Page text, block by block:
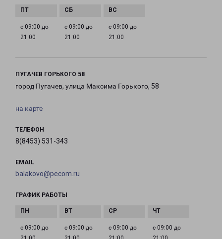
с 09:00 до
21:00
с 09:00 до
21:00
с 09:00 до
21:00
ПУГАЧЕВ ГОРЬКОГО 58
город Пугачев, улица Максима Горького, 58
на карте
ТЕЛЕФОН
8(8453) 531-343
EMAIL
balakovo@pecom.ru
ГРАФИК РАБОТЫ
с 09:00 до
с 09:00 до
с 09:00 до
с 09:00 до